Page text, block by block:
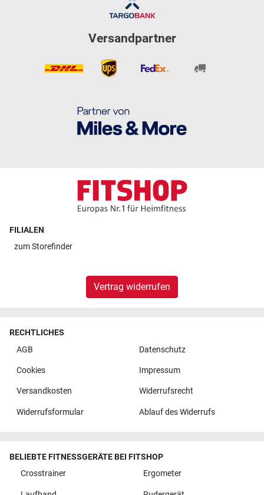
Versandpartner
FILIALEN
zumStorefinder
Vertrag widerrufen
RECHTLICHES
AGB
Datenschutz
Cookies Impressum
Versandkosten Widerrufsrecht
Widerrufsformular Ablauf des Widerrufs
BELIEBTE FITNESSGERÄTE BEI FITSHOP
Crosstrainer
Ergometer